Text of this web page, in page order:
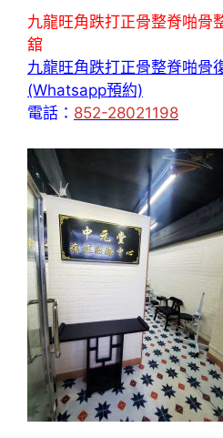
九龍旺角跌打正骨整脊啪骨
舘
九龍旺角跌打正骨整脊啪骨
(Whatsapp預約)
電話： 852-28021198